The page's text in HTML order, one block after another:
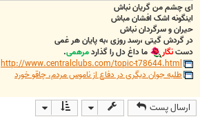
ای چشم من گریان نباش
اینگونه اشک افشان مباش
حیران و سرگردان نباش
در گردش گیتی ،رسد روزی ،به پایان هر غمی
دستنگار ما داغ دل را گذاردمرهمی.
http://www.centralclubs.com/topic-t78644.html
طلبه جوان دیگری در دفاع از ناموس مردم، چاقو خورد
ارسال پست